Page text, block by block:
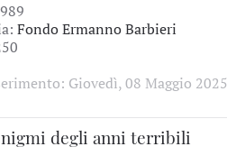
Fondo Ermanno Barbieri
Giovedì, 08 Maggio 2025
degli anni terribili